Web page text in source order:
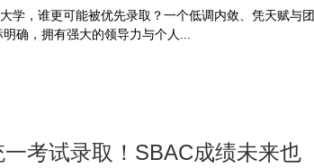
学，谁更可能被优先录取？一个低调内敛、凭天赋与团
确，拥有强大的领导力与个人...
考试录取！SBAC成绩未来也